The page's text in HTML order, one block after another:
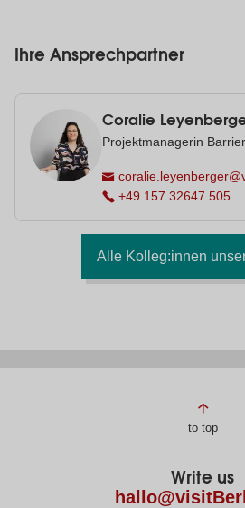
Ihre Ansprechpartner
Coralie
Projektmanagerin
+49 157 32647 505
Alle Kolleg:innen
Page
to top
Write us